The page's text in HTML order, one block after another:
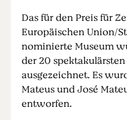
Das für den Preis für
Europäischen Union/
nominierte Museum
der 20
ausgezeichnet. Es
Mateus und José
entworfen.